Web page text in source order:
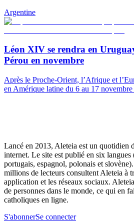
Argentine
Léon XIV se rendra en
Pérou en novembre
Après le Proche-Orient, l’Afrique et
en Amérique latine du 6 au 17
Lancé en 2013, Aleteia est un quotidien
internet. Le site est publié en six langues
portugais, espagnol, polonais et
millions de lecteurs consultent Aleteia à
application et les réseaux sociaux.
de personnes dans le monde, ce qui en
catholiques en ligne.
S'abonnerSe connecter